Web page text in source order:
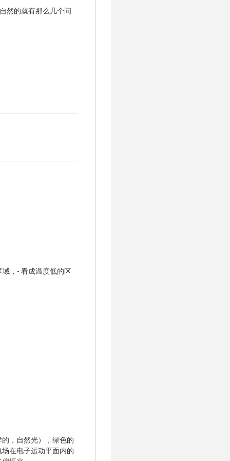
然的就有那么几个问
，- 看成温度低的区
，自然光），绿色的
在电子运动平面内的